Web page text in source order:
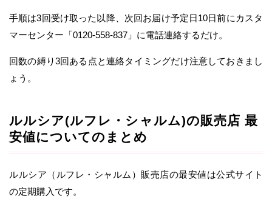
手順は3回受け取った以降、次回お届け予定日10日前にカスタ
マーセンター「0120-558-837」に電話連絡するだけ。
回数の縛り3回ある点と連絡タイミングだけ注意しておきまし
ょう。
ルルシア(ルフレ・シャルム)の販売店 最
安値についてのまとめ
ルルシア（ルフレ・シャルム）販売店の最安値は公式サイト
の定期購入です。